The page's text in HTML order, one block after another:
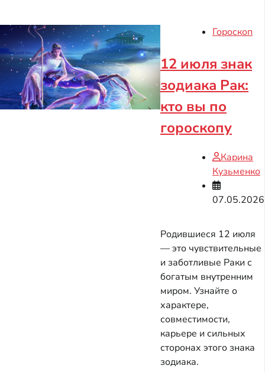
Гороскоп
12 июля знак
зодиака Рак:
кто вы по
гороскопу
Карина
Кузьменко
07.05.2026
Родившиеся 12 июля
— это чувствительные
и заботливые Раки с
богатым внутренним
миром. Узнайте о
характере,
совместимости,
карьере и сильных
сторонах этого знака
зодиака.